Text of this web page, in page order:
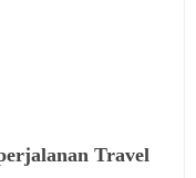
Travel